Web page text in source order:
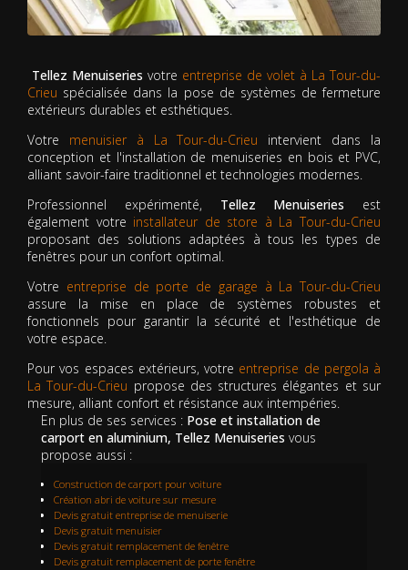
Tellez Menuiseries votre entreprise de volet à La Tour-du-
Crieu spécialisée dans la pose de systèmes de fermeture
extérieurs durables et esthétiques.
Votre menuisier à La Tour-du-Crieu intervient dans la
conception et l'installation de menuiseries en bois et PVC,
alliant savoir-faire traditionnel et technologies modernes.
Professionnel expérimenté, Tellez Menuiseries est
également votre installateur de store à La Tour-du-Crieu
proposant des solutions adaptées à tous les types de
fenêtres pour un confort optimal.
Votre entreprise de porte de garage à La Tour-du-Crieu
assure la mise en place de systèmes robustes et
fonctionnels pour garantir la sécurité et l'esthétique de
votre espace.
Pour vos espaces extérieurs, votre entreprise de pergola à
La Tour-du-Crieu propose des structures élégantes et sur
mesure, alliant confort et résistance aux intempéries.
En plus de ses services : Pose et installation de
carport en aluminium, Tellez Menuiseries vous
propose aussi :
Construction de carport pour voiture
Création abri de voiture sur mesure
Devis gratuit entreprise de menuiserie
Devis gratuit menuisier
Devis gratuit remplacement de fenêtre
Devis gratuit remplacement de porte fenêtre